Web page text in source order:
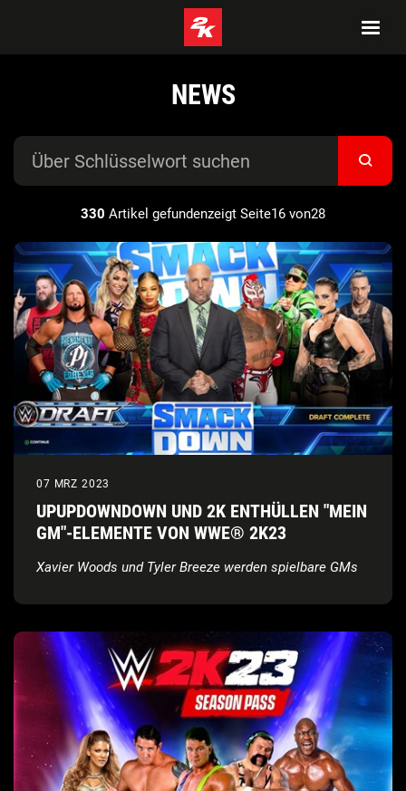
NEWS
330 Artikel gefundenzeigt Seite16 von28
07 MRZ 2023
UPUPDOWNDOWN UND 2K ENTHÜLLEN "MEIN
GM"-ELEMENTE VON WWE® 2K23
Xavier Woods und Tyler Breeze werden spielbare GMs